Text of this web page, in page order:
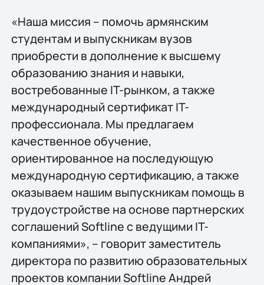
«Наша миссия – помочь армянским
студентам и выпускникам вузов
приобрести в дополнение к высшему
образованию знания и навыки,
востребованные IT-рынком, а также
международный сертификат IT-
профессионала. Мы предлагаем
качественное обучение,
ориентированное на последующую
международную сертификацию, а также
оказываем нашим выпускникам помощь в
трудоустройстве на основе партнерских
соглашений Softline с ведущими IT-
компаниями», – говорит заместитель
директора по развитию образовательных
проектов компании Softline Андрей